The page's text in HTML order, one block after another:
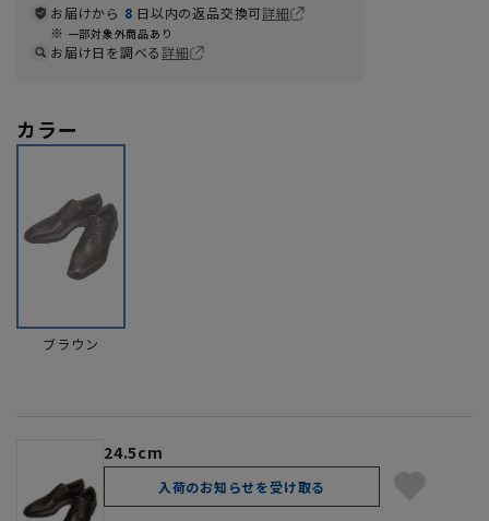
お届けから 8 日以内の返品交換可詳細
一部対象外商品あり
お届け日を調べる詳細
カラー
ブラウン
24.5cm
入荷のお知らせを受け取る